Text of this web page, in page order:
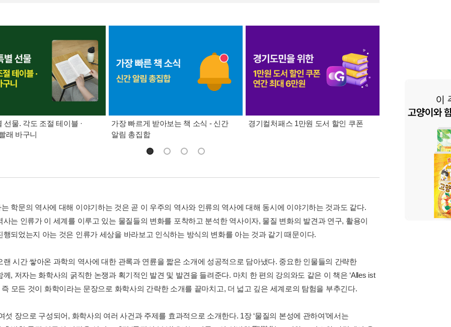
선물. 각도 조절 테이블 ·
래 바구니
가장 빠르게 받아보는 책 소식 - 신간
알림 총집합
경기컬처패스 1만원 도서 할인 쿠폰
학문의 역사에 대해 이야기하는 것은 곧 이 우주의 역사와 인류의 역사에 대해 동시에 이야기하는 것과도 같다.
사는 인류가 이 세계를 이루고 있는 물질들의 변화를 포착하고 분석한 역사이자, 물질 변화의 발견과 연구, 활용이
행되었는지 아는 것은 인류가 세상을 바라보고 인식하는 방식의 변화를 아는 것과 같기 때문이다.
랜 시간 쌓아온 과학의 역사에 대한 관록과 연륜을 짧은 소개에 성공적으로 담아냈다. 중요한 인물들의 간략한
께, 저자는 화학사의 굵직한 논쟁과 획기적인 발견 및 발견을 들려준다. 마치 한 편의 강의와도 같은 이 책은 ‘Alles ist
즉 모든 것이 화학이라는 문장으로 화학사의 간략한 소개를 끝마치고, 더 넓고 깊은 세계로의 탐험을 부추긴다.
섯 장으로 구성되어, 화학사의 여러 사건과 주제를 효과적으로 소개한다. 1장 ‘물질의 본성에 관하여’에서는